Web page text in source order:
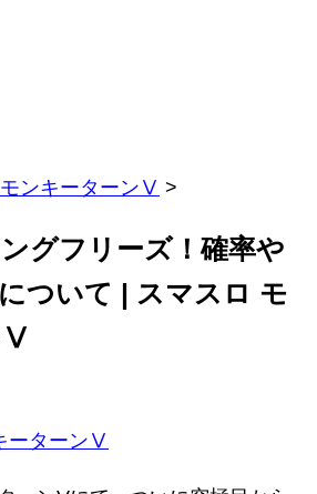
ンキーターンⅤ >
グフリーズ！確率や
ついて | スマスロ モ
Ⅴ
ーターンⅤ